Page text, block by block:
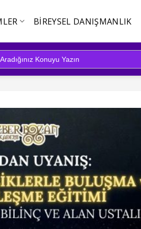
BIREYSEL DANIŞMANLIK